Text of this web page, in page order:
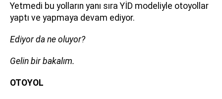
Yetmedi bu yolların yanı sıra YİD modeliyle otoyollar
yaptı ve yapmaya devam ediyor.
Ediyor da ne oluyor?
Gelin bir bakalım.
OTOYOL